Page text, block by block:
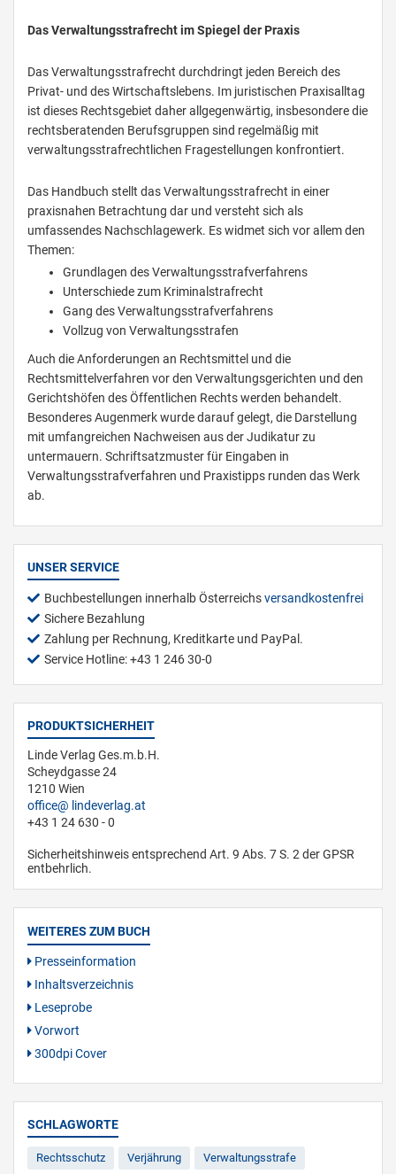
Das Verwaltungsstrafrecht im Spiegel der Praxis
Das Verwaltungsstrafrecht durchdringt jeden Bereich des
Privat- und des Wirtschaftslebens. Im juristischen Praxisalltag
ist dieses Rechtsgebiet daher allgegenwärtig, insbesondere die
rechtsberatenden Berufsgruppen sind regelmäßig mit
verwaltungsstrafrechtlichen Fragestellungen konfrontiert.
Das Handbuch stellt das Verwaltungsstrafrecht in einer
praxisnahen Betrachtung dar und versteht sich als
umfassendes Nachschlagewerk. Es widmet sich vor allem den
Themen:
Grundlagen des Verwaltungsstrafverfahrens
Unterschiede zum Kriminalstrafrecht
Gang des Verwaltungsstrafverfahrens
Vollzug von Verwaltungsstrafen
Auch die Anforderungen an Rechtsmittel und die
Rechtsmittelverfahren vor den Verwaltungsgerichten und den
Gerichtshöfen des Öffentlichen Rechts werden behandelt.
Besonderes Augenmerk wurde darauf gelegt, die Darstellung
mit umfangreichen Nachweisen aus der Judikatur zu
untermauern. Schriftsatzmuster für Eingaben in
Verwaltungsstrafverfahren und Praxistipps runden das Werk
ab.
UNSER SERVICE
Buchbestellungen innerhalb Österreichsversandkostenfrei
Sichere Bezahlung
Zahlung per Rechnung, Kreditkarte und PayPal.
Service Hotline: +43 1 246 30-0
PRODUKTSICHERHEIT
Linde Verlag Ges.m.b.H.
Scheydgasse 24
1210 Wien
office
lindeverlag.at
+43 1 24 630 - 0
Sicherheitshinweis entsprechend Art. 9 Abs. 7 S. 2 der GPSR
entbehrlich.
WEITERES ZUM BUCH
Presseinformation
Inhaltsverzeichnis
Leseprobe
Vorwort
300dpi Cover
SCHLAGWORTE
Rechtsschutz Verjährung Verwaltungsstrafe